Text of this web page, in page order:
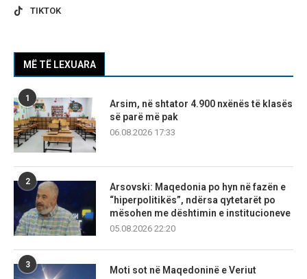
TIKTOK
MË TË LEXUARA
1
Arsim, në shtator 4.900 nxënës të klasës
së parë më pak
06.08.2026 17:33
2
Arsovski: Maqedonia po hyn në fazën e
“hiperpolitikës”, ndërsa qytetarët po
mësohen me dështimin e institucioneve
05.08.2026 22:20
3
Moti sot në Maqedoninë e Veriut